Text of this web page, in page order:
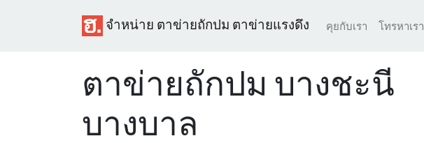
จำหน่าย ตาข่ายถักปม ตาข่ายแรงดึง คุยกับเรา โทรหาเรา
ตาข่ายถักปม บางชะนี
บางบาล